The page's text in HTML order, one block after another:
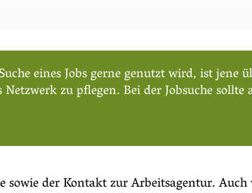
eines Jobs gerne genutzt wird, ist jene
zu pflegen. Bei der Jobsuche
der Kontakt zur Arbeitsagentur.